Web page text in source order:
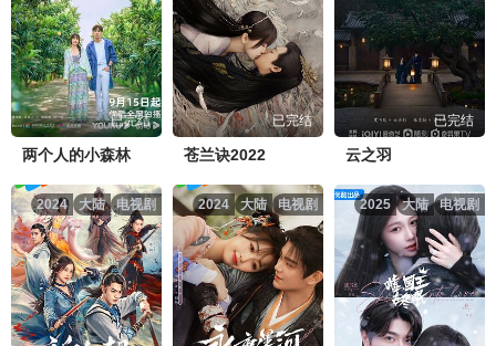
已完结
两个人的小森林
已完结
苍兰诀2022
已完结
云之羽
电视剧
大陆
2024 电视剧
大陆
2024 电视剧
大陆
2025